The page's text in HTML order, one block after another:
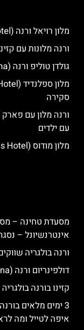
מלון רויאל ורנה (Royal Hotel) – סקירה
ורנה מלונות עם
גולדן טוליפ ורנה (Golden Tulip Varna) – סקירה
סקירה
ורנה מלון עם
עם ילדים
מלון מודוס (mOdus Hotel) ליד בית חב"ד ורנה
מסעדת טחינה –
אינטרנשיונל –
ורנה בולגריה
דולפינריום ורנה (Dolphinarium Varna)
קזינו בורנה בולגריה
איפה לטייל ומה